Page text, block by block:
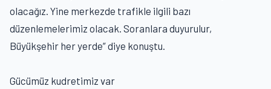
olacağız. Yine merkezde trafikle ilgili bazı
düzenlemelerimiz olacak. Soranlara duyurulur,
Büyükşehir her yerde” diye konuştu.
Gücümüz kudretimiz var